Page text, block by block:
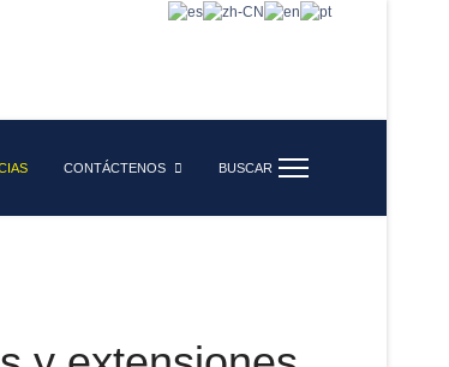
CONTÁCTENOS BUSCAR